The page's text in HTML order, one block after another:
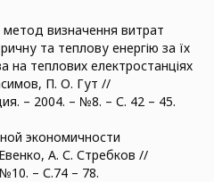
визначення витрат
та теплову енергію за їх
на теплових електростанціях
П. О. Гут //
– 2004. – №8. – С. 42 – 45.
экономичности
А. С. Стребков //
– С.74 – 78.